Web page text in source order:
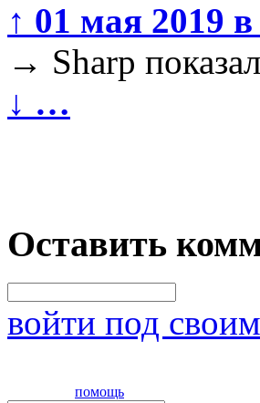
↑ 01 мая 2019
→ Sharp
↓ …
Оставить
войти под
помощь